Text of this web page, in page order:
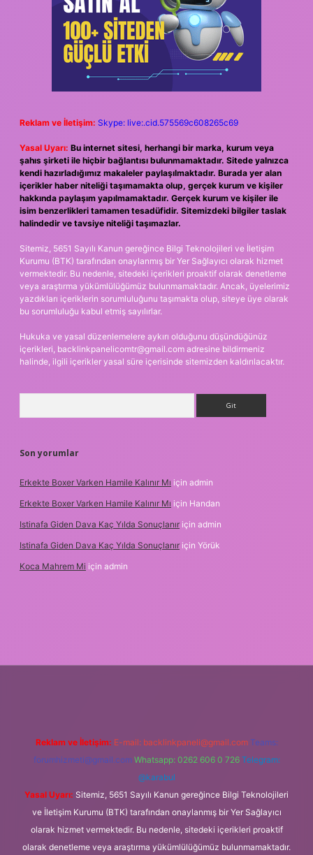
Reklam ve İletişim: Skype: live:.cid.575569c608265c69
Yasal Uyarı: Bu internet sitesi, herhangi bir marka, kurum veya
şahıs şirketi ile hiçbir bağlantısı bulunmamaktadır. Sitede yalnızca
kendi hazırladığımız makaleler paylaşılmaktadır. Burada yer alan
içerikler haber niteliği taşımamakta olup, gerçek kurum ve kişiler
hakkında paylaşım yapılmamaktadır. Gerçek kurum ve kişiler ile
isim benzerlikleri tamamen tesadüfidir. Sitemizdeki bilgiler taslak
halindedir ve tavsiye niteliği taşımazlar.
Sitemiz, 5651 Sayılı Kanun gereğince Bilgi Teknolojileri ve İletişim
Kurumu (BTK) tarafından onaylanmış bir Yer Sağlayıcı olarak hizmet
vermektedir. Bu nedenle, sitedeki içerikleri proaktif olarak denetleme
veya araştırma yükümlülüğümüz bulunmamaktadır. Ancak, üyelerimiz
yazdıkları içeriklerin sorumluluğunu taşımakta olup, siteye üye olarak
bu sorumluluğu kabul etmiş sayılırlar.
Hukuka ve yasal düzenlemelere aykırı olduğunu düşündüğünüz
içerikleri, backlinkpanelicomtr@gmail.com adresine bildirmeniz
halinde, ilgili içerikler yasal süre içerisinde sitemizden kaldırılacaktır.
Son yorumlar
Erkekte Boxer Varken Hamile Kalınır Mı için admin
Erkekte Boxer Varken Hamile Kalınır Mı için Handan
Istinafa Giden Dava Kaç Yılda Sonuçlanır için admin
Istinafa Giden Dava Kaç Yılda Sonuçlanır için Yörük
Koca Mahrem Mi için admin
Reklam ve İletişim: E-mail: backlinkpaneli@gmail.com Teams:
forumhizmeti@gmail.com Whatsapp: 0262 606 0 726 Telegram:
@karabul
Yasal Uyarı: Sitemiz, 5651 Sayılı Kanun gereğince Bilgi Teknolojileri
ve İletişim Kurumu (BTK) tarafından onaylanmış bir Yer Sağlayıcı
olarak hizmet vermektedir. Bu nedenle, sitedeki içerikleri proaktif
olarak denetleme veya araştırma yükümlülüğümüz bulunmamaktadır.